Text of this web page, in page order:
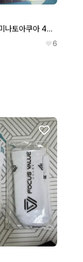
홀로라이브 미나토아쿠아 4주년 복제싸인 팝니다
6